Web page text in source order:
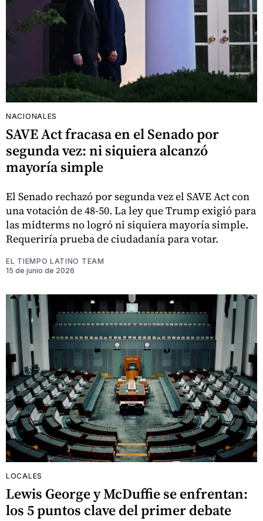
NACIONALES
SAVE Act fracasa en el Senado por
segunda vez: ni siquiera alcanzó
mayoría simple
El Senado rechazó por segunda vez el SAVE Act con
una votación de 48-50. La ley que Trump exigió para
las midterms no logró ni siquiera mayoría simple.
Requeriría prueba de ciudadanía para votar.
EL TIEMPO LATINO TEAM
15 de junio de 2026
LOCALES
Lewis George y McDuffie se enfrentan:
los 5 puntos clave del primer debate